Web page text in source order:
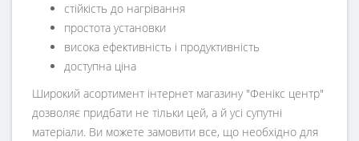
стійкість до нагрівання
простота установки
висока ефективність і продуктивність
доступна ціна
Широкий асортимент інтернет магазину "Фенікс центр"
дозволяє придбати не тільки цей, а й усі супутні
матеріали. Ви можете замовити все, що необхідно для